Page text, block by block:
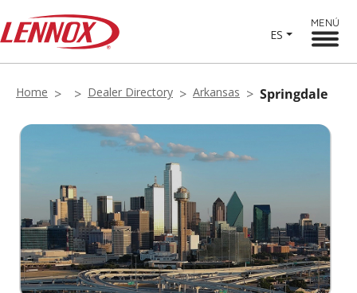
ES
MENÚ
Home Dealer Directory Arkansas Springdale